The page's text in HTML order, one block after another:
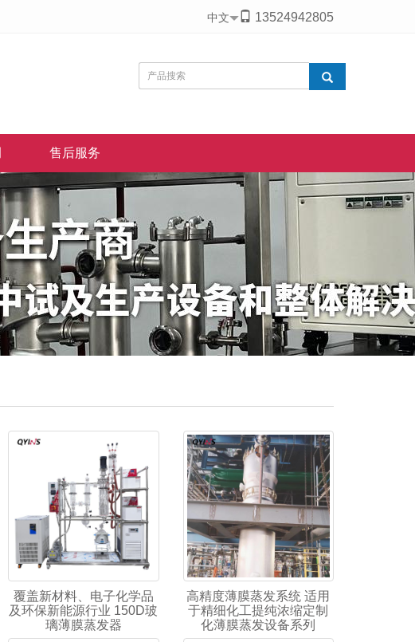
中文 13524942805
售后服务
覆盖新材料、电子化学品
及环保新能源行业 150D玻
璃薄膜蒸发器
高精度薄膜蒸发系统 适用
于精细化工提纯浓缩定制
化薄膜蒸发设备系列